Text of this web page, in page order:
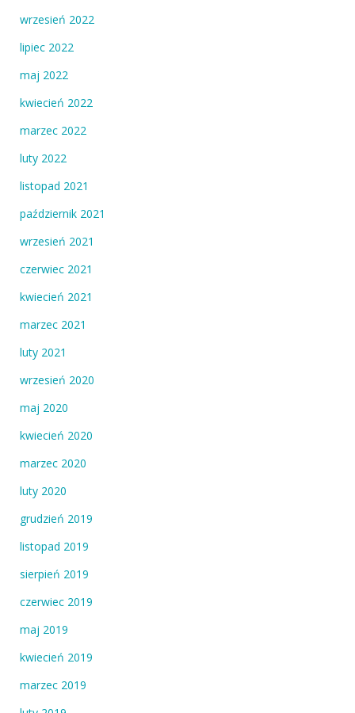
wrzesień 2022
lipiec 2022
maj 2022
kwiecień 2022
marzec 2022
luty 2022
listopad 2021
październik 2021
wrzesień 2021
czerwiec 2021
kwiecień 2021
marzec 2021
luty 2021
wrzesień 2020
maj 2020
kwiecień 2020
marzec 2020
luty 2020
grudzień 2019
listopad 2019
sierpień 2019
czerwiec 2019
maj 2019
kwiecień 2019
marzec 2019